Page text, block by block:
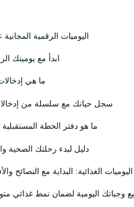
اليوميات الرقمية
ابدأ مع يوميتك
ما هي
سجل حياتك مع سلسلة من
ما هو دفتر الخطة المستقبلية
دليل لبدء رحلتك الصحية
الغذائية: البداية مع النصائح